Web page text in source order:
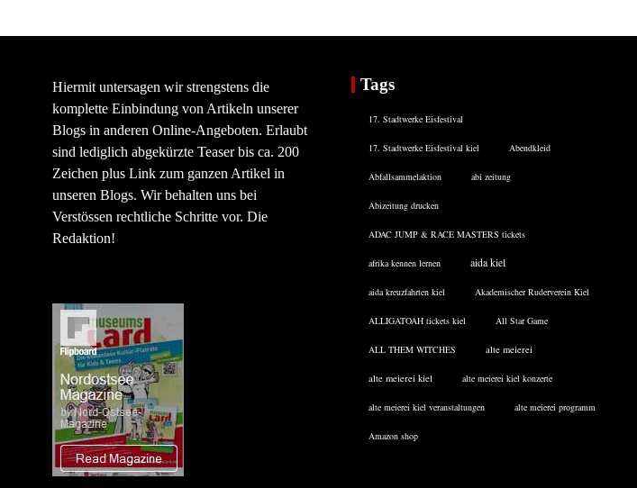
Hiermit untersagen wir strengstens die
komplette Einbindung von Artikeln unserer
Blogs in anderen Online-Angeboten. Erlaubt
sind lediglich abgekürzte Teaser bis ca. 200
Zeichen plus Link zum ganzen Artikel in
unseren Blogs. Wir behalten uns bei
Verstössen rechtliche Schritte vor. Die
Redaktion!
Tags
17. Stadtwerke Eisfestival
17. Stadtwerke Eisfestival kiel Abendkleid
Abfallsammelaktion abi zeitung
Abizeitung drucken
ADAC JUMP & RACE MASTERS tickets
afrika kennen lernen aida kiel
aida kreuzfahrten kiel Akademischer Ruderverein Kiel
ALLIGATOAH tickets kiel All Star Game
ALL THEM WITCHES alte meierei
alte meierei kiel alte meierei kiel konzerte
alte meierei kiel veranstaltungen alte meierei programm
Amazon shop